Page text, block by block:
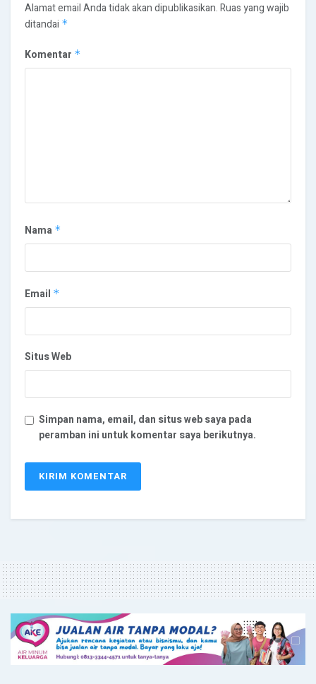
Alamat email Anda tidak akan dipublikasikan.Ruas yang wajib
ditandai *
Komentar *
Nama *
Email *
Situs Web
Simpan nama, email, dan situs web saya pada
peramban ini untuk komentar saya berikutnya.